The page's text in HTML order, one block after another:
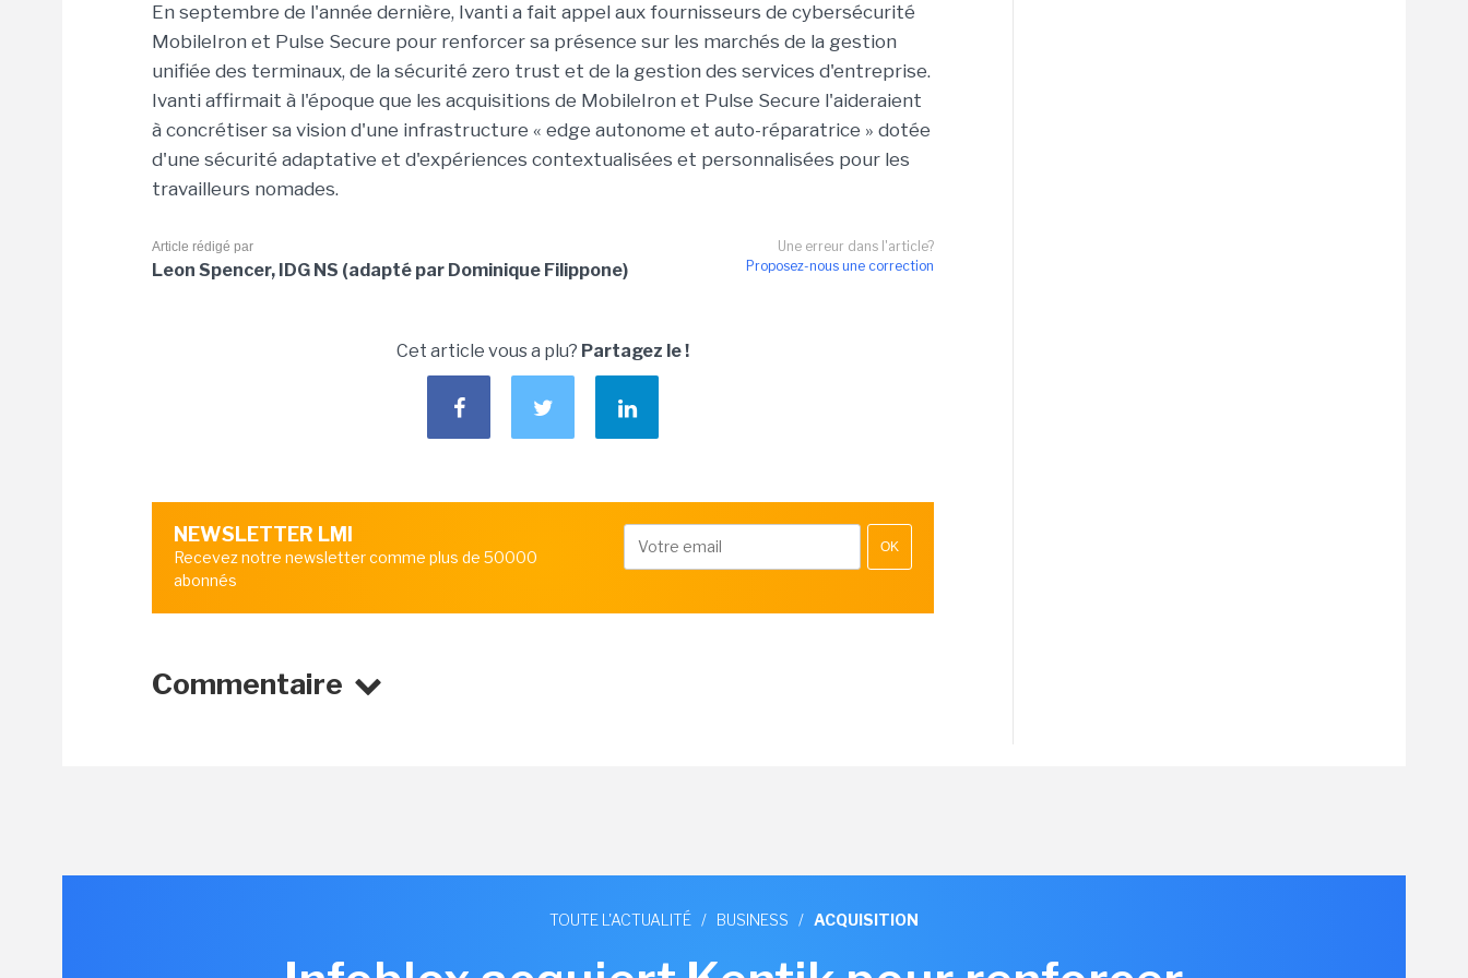
En septembre de l'année dernière, Ivanti a fait appel aux fournisseurs de cybersécurité
MobileIron et Pulse Secure pour renforcer sa présence sur les marchés de la gestion
unifiée des terminaux, de la sécurité zero trust et de la gestion des services d'entreprise.
Ivanti affirmait à l'époque que les acquisitions de MobileIron et Pulse Secure l'aideraient
à concrétiser sa vision d'une infrastructure « edge autonome et auto-réparatrice » dotée
d'une sécurité adaptative et d'expériences contextualisées et personnalisées pour les
travailleurs nomades.
Une erreur dans l'article?
Proposez-nous une correction
Article rédigé par
Leon Spencer, IDG NS (adapté par Dominique Filippone)
Cet article vous a plu? Partagez le !
NEWSLETTER LMI
Recevez notre newsletter comme plus de 50000
abonnés
OK
Commentaire
TOUTE L'ACTUALITÉ / BUSINESS / ACQUISITION